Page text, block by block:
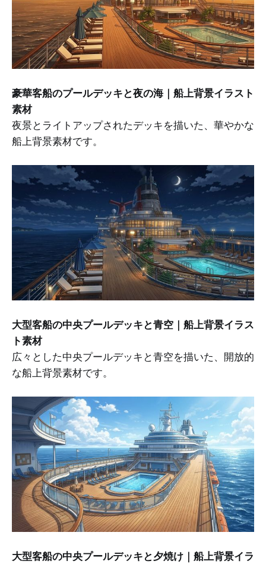
豪華客船のプールデッキと夜の海｜船上背景イラスト
素材
夜景とライトアップされたデッキを描いた、華やかな
船上背景素材です。
大型客船の中央プールデッキと青空｜船上背景イラス
ト素材
広々とした中央プールデッキと青空を描いた、開放的
な船上背景素材です。
大型客船の中央プールデッキと夕焼け｜船上背景イラ